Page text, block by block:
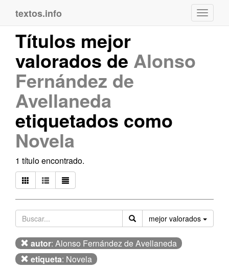
textos.info
Títulos mejor
valorados de Alonso
Fernández de
Avellaneda
etiquetados como
Novela
1 título encontrado.
mejor valorados
autor: Alonso Fernández de Avellaneda
etiqueta: Novela